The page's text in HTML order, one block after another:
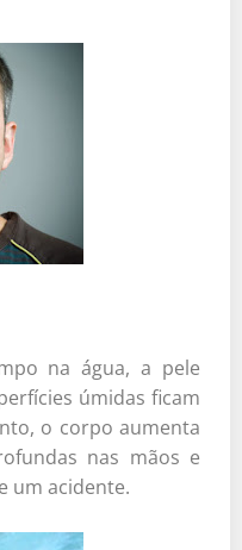
na água, a pele
úmidas ficam
o corpo aumenta
nas mãos e
um acidente.